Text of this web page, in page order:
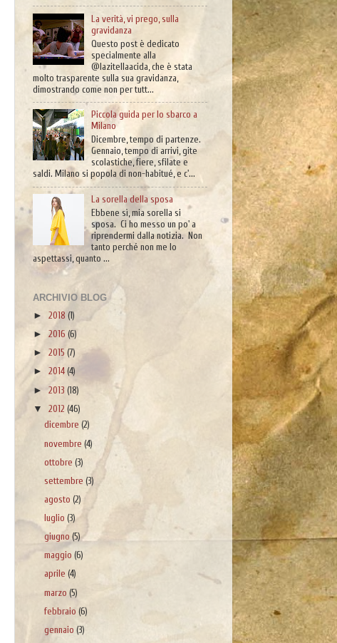
La verità, vi prego, sulla
gravidanza
Questo post è dedicato
specialmente alla
@lazitellaacida, che è stata
molto trasparente sulla sua gravidanza,
dimostrando come non per tutt...
Piccola guida per lo sbarco a
Milano
Dicembre, tempo di partenze.
Gennaio, tempo di arrivi, gite
scolastiche, fiere, sfilate e
saldi. Milano si popola di non-habitué, e c'...
La sorella della sposa
Ebbene sì, mia sorella si
sposa. Ci ho messo un po' a
riprendermi dalla notizia. Non
tanto perché non me lo
aspettassi, quanto ...
ARCHIVIO BLOG
► 2018 (1)
► 2016 (6)
► 2015 (7)
► 2014(4)
► 2013 (18)
▼ 2012 (46)
dicembre(2)
novembre(4)
ottobre(3)
settembre(3)
agosto(2)
luglio(3)
giugno(5)
maggio(6)
aprile(4)
marzo(5)
febbraio(6)
gennaio(3)